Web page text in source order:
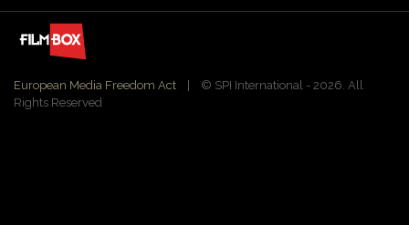
European Media Freedom Act | ©️ SPI International - 2026. All
Rights Reserved